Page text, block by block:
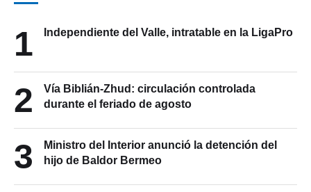
1 Independiente del Valle, intratable en la LigaPro
2
Vía Biblián-Zhud: circulación controlada
durante el feriado de agosto
3
Ministro del Interior anunció la detención del
hijo de Baldor Bermeo